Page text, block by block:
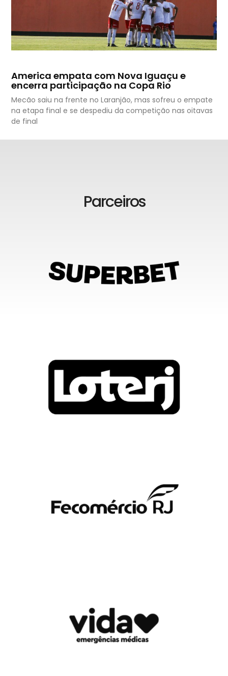
America empata com Nova Iguaçu e
encerra participação na Copa Rio
Mecão saiu na frente no Laranjão, mas sofreu o empate
na etapa final e se despediu da competição nas oitavas
de final
Parceiros